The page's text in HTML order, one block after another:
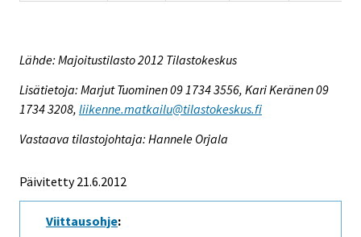
Lähde: Majoitustilasto 2012 Tilastokeskus
Lisätietoja: Marjut Tuominen 09 1734 3556, Kari Keränen 09
1734 3208, liikenne.matkailu@tilastokeskus.fi
Vastaava tilastojohtaja: Hannele Orjala
Päivitetty 21.6.2012
Viittausohje: